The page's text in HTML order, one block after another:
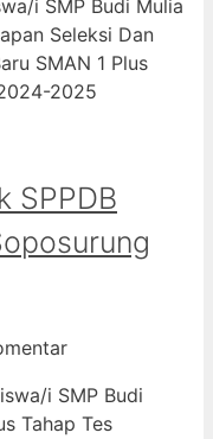
i SMP Budi Mulia
Seleksi Dan
SMAN 1 Plus
2025
SPPDB
i SMP Budi
Tahap Tes